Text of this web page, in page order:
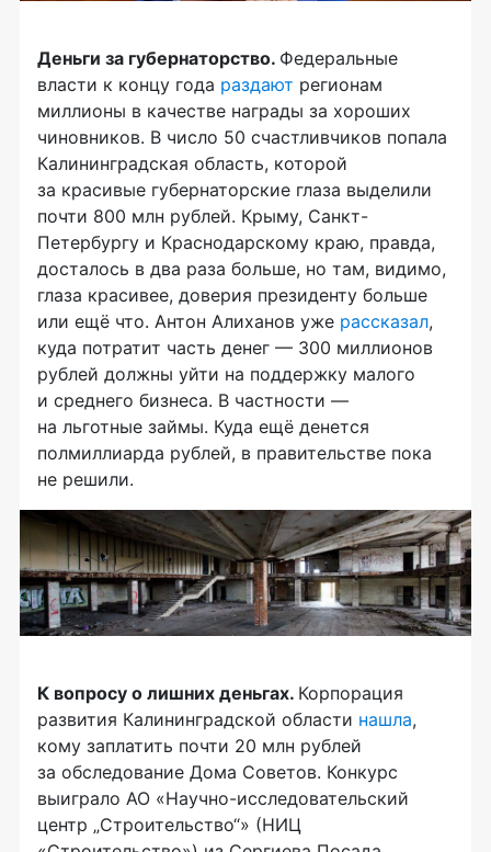
Деньги за губернаторство. Федеральные
власти к концу года раздают регионам
миллионы в качестве награды за хороших
чиновников. В число 50 счастливчиков попала
Калининградская область, которой
за красивые губернаторские глаза выделили
почти 800 млн рублей. Крыму, Санкт-
Петербургу и Краснодарскому краю, правда,
досталось в два раза больше, но там, видимо,
глаза красивее, доверия президенту больше
или ещё что. Антон Алиханов уже рассказал,
куда потратит часть денег — 300 миллионов
рублей должны уйти на поддержку малого
и среднего бизнеса. В частности —
на льготные займы. Куда ещё денется
полмиллиарда рублей, в правительстве пока
не решили.
К вопросу о лишних деньгах. Корпорация
развития Калининградской области нашла,
кому заплатить почти 20 млн рублей
за обследование Дома Советов. Конкурс
выиграло АО «Научно-исследовательский
центр „Строительство“» (НИЦ